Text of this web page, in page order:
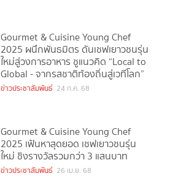
Gourmet & Cuisine Young Chef
2025 ผนึกพันธมิตร ดันเชฟเยาวชนรุ่น
ใหม่สู่วงการอาหาร ชูแนวคิด “Local to
Global - จากรสชาติท้องถิ่นสู่เวทีโลก”
ข่าวประชาสัมพันธ์ 24 ก.ค. 68
Gourmet & Cuisine Young Chef
2025 เฟ้นหาสุดยอด เชฟเยาวชนรุ่น
ใหม่ ชิงรางวัลรวมกว่า 3 แสนบาท
ข่าวประชาสัมพันธ์ 26 เม.ย. 68